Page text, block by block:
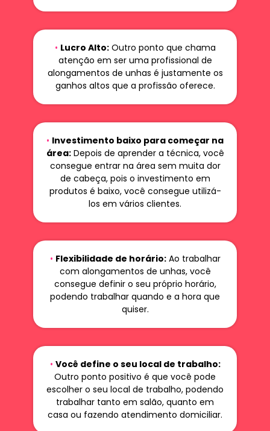
• Lucro Alto:Outro ponto que chama
atenção em ser uma profissional de
alongamentos de unhas é justamente os
ganhos altos que a profissão oferece.
• Investimento baixo para começar na
área:Depois de aprender a técnica, você
consegue entrar na área sem muita dor
de cabeça, pois o investimento em
produtos é baixo, você consegue utilizá-
los em vários clientes.
• Flexibilidade de horário:Ao trabalhar
com alongamentos de unhas, você
consegue definir o seu próprio horário,
podendo trabalhar quando e a hora que
quiser.
• Você define o seu local de trabalho:
Outro ponto positivo é que você pode
escolher o seu local de trabalho, podendo
trabalhar tanto em salão, quanto em
casa ou fazendo atendimento domiciliar.